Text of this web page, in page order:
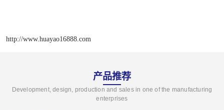
http://www.huayao16888.com
产品推荐
Development, design, production and sales in one of the manufacturing
enterprises